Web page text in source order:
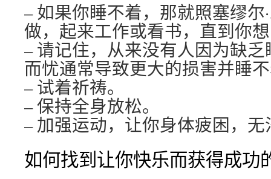
– 如果你睡不着，那就照塞缪尔
做，起来工作或看书，直到你
– 请记住，从来没有人因为缺
而忧通常导致更大的损害并睡
– 试着祈祷。
– 保持全身放松。
– 加强运动，让你身体疲困，
如何找到让你快乐而获得成功